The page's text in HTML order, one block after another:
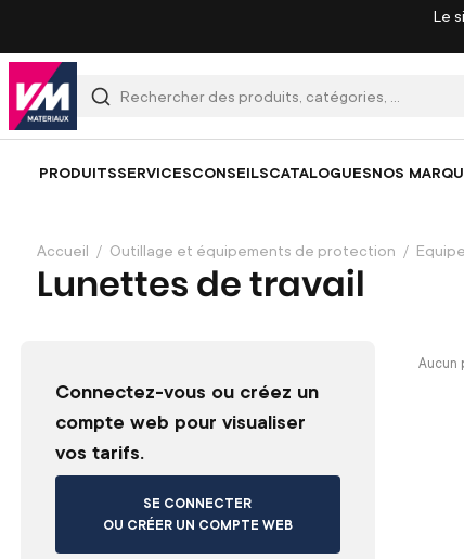
Le
PRODUITSSERVICESCONSEILSCATALOGUESNOS
Accueil Outillage et équipements de protection
Lunettes de travail
Connectez-vous ou créez un
compte web pour visualiser
vos tarifs.
SE CONNECTER
OU CRÉER UN COMPTE WEB
Aucun